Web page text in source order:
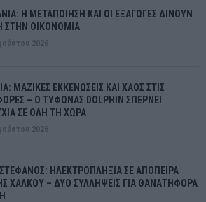
Η ΜΕΤΑΠΟΙΗΣΗ ΚΑΙ ΟΙ ΕΞΑΓΩΓΕΣ ΔΙΝΟΥΝ
ΣΤΗΝ ΟΙΚΟΝΟΜΙΑ
2026
ΜΑΖΙΚΕΣ ΕΚΚΕΝΩΣΕΙΣ ΚΑΙ ΧΑΟΣ ΣΤΙΣ
– Ο ΤΥΦΩΝΑΣ DOLPHIN ΣΠΕΡΝΕΙ
ΣΕ ΟΛΗ ΤΗ ΧΩΡΑ
2026
ΣΤΕΦΑΝΟΣ: ΗΛΕΚΤΡΟΠΛΗΞΙΑ ΣΕ ΑΠΟΠΕΙΡΑ
ΧΑΛΚΟΥ – ΔΥΟ ΣΥΛΛΗΨΕΙΣ ΓΙΑ ΘΑΝΑΤΗΦΟΡΑ